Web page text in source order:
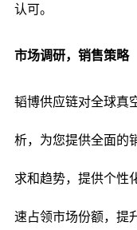
认可。
市场调研，销售策略
韬博供应链对全球真
析，为您提供全面的
求和趋势，提供个性
速占领市场份额，提